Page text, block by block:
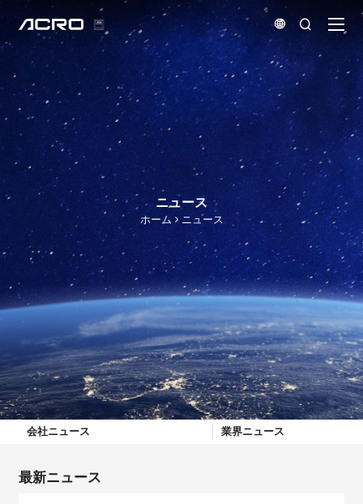
 
ニュース
ホーム ニュース
会社ニュース 業界ニュース
最新ニュース